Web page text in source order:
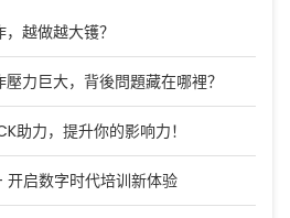
越做越大镬？
力巨大，背後問題藏在哪裡？
助力，提升你的影响力！
开启数字时代培训新体验